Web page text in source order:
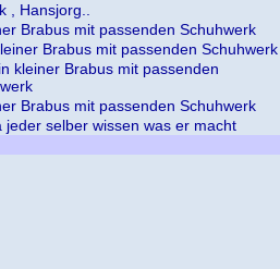
, Hansjorg..
Brabus mit passenden Schuhwerk
Brabus mit passenden Schuhwerk
kleiner Brabus mit passenden
Brabus mit passenden Schuhwerk
jeder selber wissen was er macht